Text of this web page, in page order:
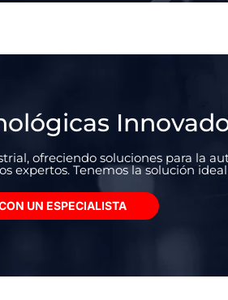
ofreciendo soluciones para la
expertos. Tenemos la solución
UN ESPECIALISTA